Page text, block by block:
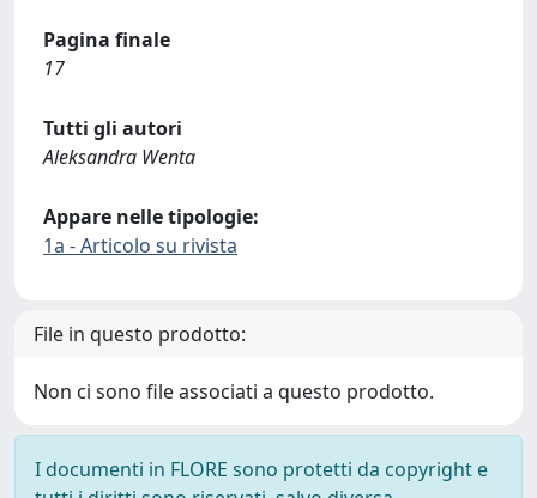
Pagina finale
17
Tutti gli autori
Aleksandra Wenta
Appare nelle tipologie:
1a - Articolo su rivista
File in questo prodotto:
Non ci sono file associati a questo prodotto.
I documenti in FLORE sono protetti da copyright e